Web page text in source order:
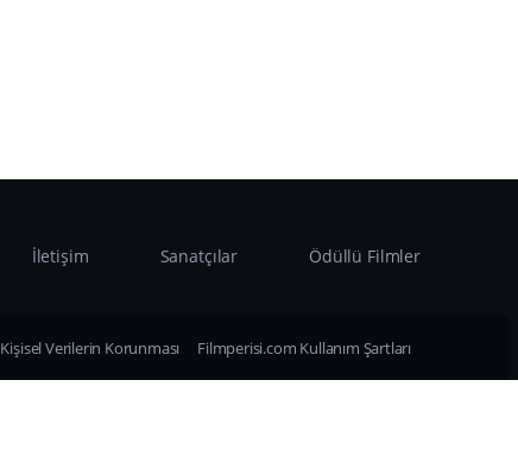
İletişim Sanatçılar Ödüllü Filmler
Kişisel Verilerin Korunması Filmperisi.com Kullanım Şartları